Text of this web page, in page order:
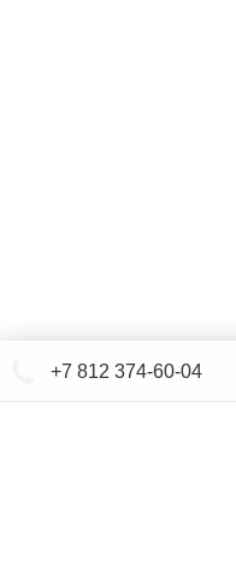
+7 812 374-60-04